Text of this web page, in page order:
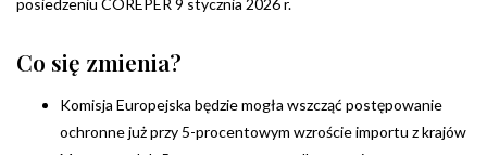
Co się zmienia?
Komisja Europejska będzie mogła wszcząć postępowanie
ochronne już przy 5-procentowym wzroście importu z krajów